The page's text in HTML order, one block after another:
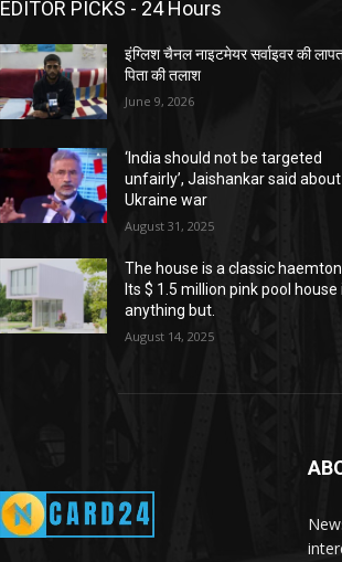
EDITOR PICKS - 24 Hours
इंग्लिश चैनल नाइटमेयर सर्वाइवर की
पिता की तलाश
June 9, 2026
‘India should not be targeted
unfairly’, Jaishankar said about
Ukraine war
August 31, 2025
The house is a classic haemton.
Its $ 1.5 million pink pool house
anything but.
August 14, 2025